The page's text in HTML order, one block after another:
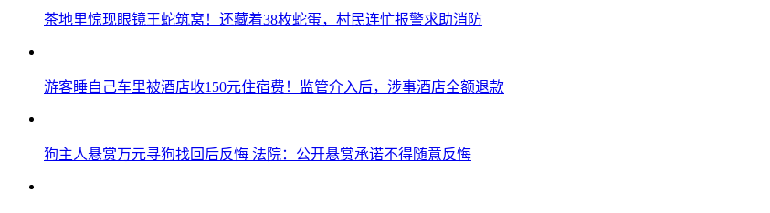
茶地里惊现眼镜王蛇筑窝！还藏着38枚蛇蛋，村民连忙报警求助消防
游客睡自己车里被酒店收150元住宿费！监管介入后，涉事酒店全额退款
狗主人悬赏万元寻狗找回后反悔 法院：公开悬赏承诺不得随意反悔